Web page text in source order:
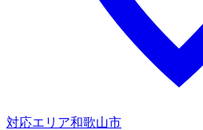
対応エリア和歌山市